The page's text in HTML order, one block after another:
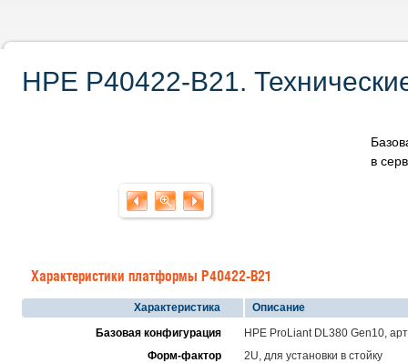
HPE P40422-B21.
в
Характеристики платформы P40422-B21
Характеристика
Описание
Базовая конфигурация
HPE ProLiant DL380 Gen10,
Форм-фактор
2U, для установки в стойку